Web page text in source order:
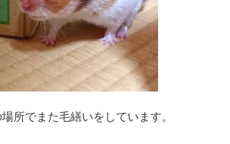
所でまた毛繕いをしています。